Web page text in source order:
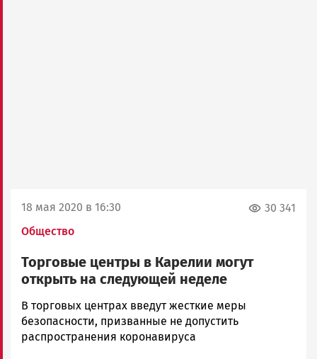
18 мая 2020 в 16:30
Общество
30 341
Торговые центры в Карелии могут
открыть на следующей неделе
Валентина
Платонова
Новости
В торговых центрах введут жесткие меры
безопасности, призванные не допустить
распространения коронавируса